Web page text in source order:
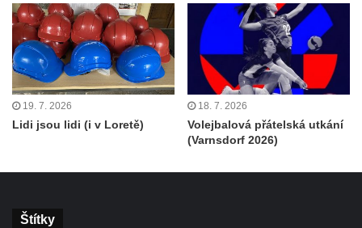
19. 7. 2026
Lidi jsou lidi (i v Loretě)
18. 7. 2026
Volejbalová přátelská utkání
(Varnsdorf 2026)
Štítky